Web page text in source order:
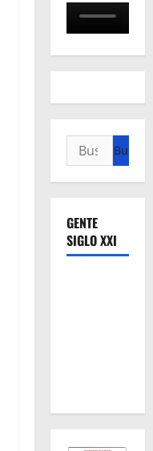
Buscar:
GENTE
SIGLO XXI